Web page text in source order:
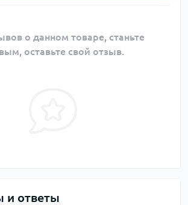
о данном товаре, станьте
оставьте свой отзыв.
и ответы